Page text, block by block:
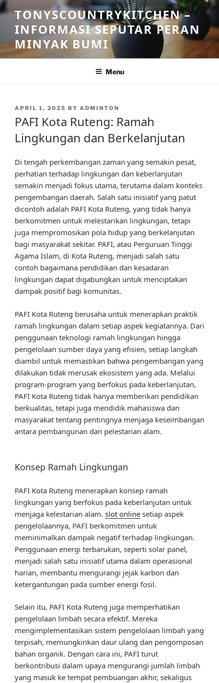
Skip
to
content
TONYSCOUNTRYKITCHEN –
INFORMASI SEPUTAR PERAN
MINYAK BUMI
Menu
POSTED
APRIL 1, 2025 BY ADMINTON
PAFI Kota Ruteng: Ramah
Lingkungan dan Berkelanjutan
Di tengah perkembangan zaman yang semakin pesat,
perhatian terhadap lingkungan dan keberlanjutan
semakin menjadi fokus utama, terutama dalam konteks
pengembangan daerah. Salah satu inisiatif yang patut
dicontoh adalah PAFI Kota Ruteng, yang tidak hanya
berkomitmen untuk melestarikan lingkungan, tetapi
juga mempromosikan pola hidup yang berkelanjutan
bagi masyarakat sekitar. PAFI, atau Perguruan Tinggi
Agama Islam, di Kota Ruteng, menjadi salah satu
contoh bagaimana pendidikan dan kesadaran
lingkungan dapat digabungkan untuk menciptakan
dampak positif bagi komunitas.
PAFI Kota Ruteng berusaha untuk menerapkan praktik
ramah lingkungan dalam setiap aspek kegiatannya. Dari
penggunaan teknologi ramah lingkungan hingga
pengelolaan sumber daya yang efisien, setiap langkah
diambil untuk memastikan bahwa pengembangan yang
dilakukan tidak merusak ekosistem yang ada. Melalui
program-program yang berfokus pada keberlanjutan,
PAFI Kota Ruteng tidak hanya memberikan pendidikan
berkualitas, tetapi juga mendidik mahasiswa dan
masyarakat tentang pentingnya menjaga keseimbangan
antara pembangunan dan pelestarian alam.
Konsep Ramah Lingkungan
PAFI Kota Ruteng menerapkan konsep ramah
lingkungan yang berfokus pada keberlanjutan untuk
menjaga kelestarian alam. slot online setiap aspek
pengelolaannya, PAFI berkomitmen untuk
meminimalkan dampak negatif terhadap lingkungan.
Penggunaan energi terbarukan, seperti solar panel,
menjadi salah satu inisiatif utama dalam operasional
harian, membantu mengurangi jejak karbon dan
ketergantungan pada sumber energi fosil.
Selain itu, PAFI Kota Ruteng juga memperhatikan
pengelolaan limbah secara efektif. Mereka
mengimplementasikan sistem pengelolaan limbah yang
terpisah, memungkinkan daur ulang dan pengomposan
bahan organik. Dengan cara ini, PAFI turut
berkontribusi dalam upaya mengurangi jumlah limbah
yang masuk ke tempat pembuangan akhir, sekaligus